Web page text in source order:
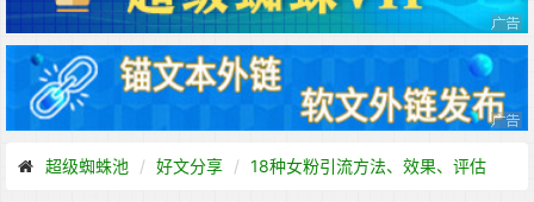
超级蜘蛛池 好文分享 18种女粉引流方法、效果、评估